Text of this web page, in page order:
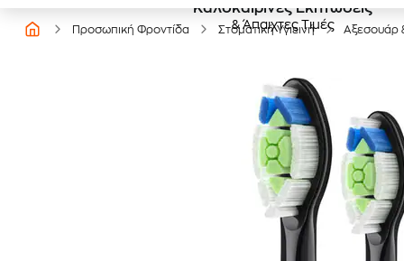
Καλοκαιρινές Εκπτώσεις
& Άπαιχτες Τιμές
Προσωπική Φροντίδα Στοματική Υγιεινή Αξεσουάρ